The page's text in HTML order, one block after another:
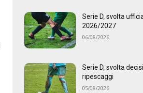
Serie D, svolta
2026/2027
06/08/2026
Serie D, svolta
ripescaggi
05/08/2026